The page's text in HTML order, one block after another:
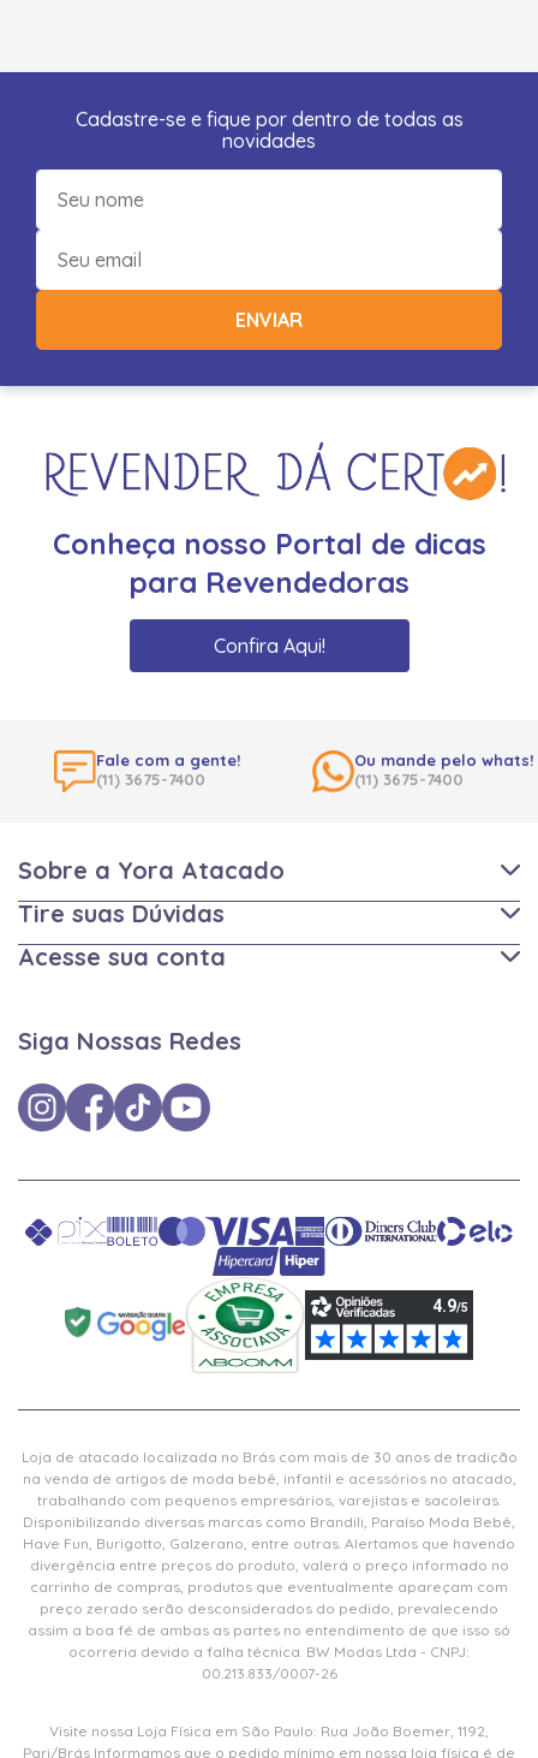
Cadastre-se e fique por dentro de todas as
novidades
ENVIAR
Conheça nosso Portal de dicas
para Revendedoras
Confira Aqui!
Fale com a gente!
(11) 3675-7400
Ou mande pelo whats!
(11) 3675-7400
Sobre a Yora Atacado
Tire suas Dúvidas
Acesse sua conta
Siga Nossas Redes
Loja de atacado localizada no Brás com mais de 30 anos de tradição
na venda de artigos de moda bebê, infantil e acessórios no atacado,
trabalhando com pequenos empresários, varejistas e sacoleiras.
Disponibilizando diversas marcas como Brandili, Paraíso Moda Bebê,
Have Fun, Burigotto, Galzerano, entre outras. Alertamos que havendo
divergência entre preços do produto, valerá o preço informado no
carrinho de compras, produtos que eventualmente apareçam com
preço zerado serão desconsiderados do pedido, prevalecendo
assim a boa fé de ambas as partes no entendimento de que isso só
ocorreria devido a falha técnica. BW Modas Ltda - CNPJ:
00.213.833/0007-26
Visite nossa Loja Física em São Paulo: Rua João Boemer, 1192,
Pari/Brás Informamos que o pedido mínimo em nossa loja física é de